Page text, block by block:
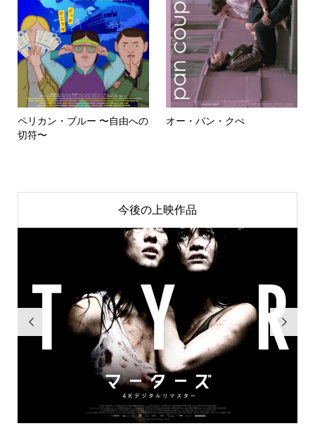
ペリカン・ブルー 〜自由への
切符〜
オー・パン・クぺ
今後の上映作品
 